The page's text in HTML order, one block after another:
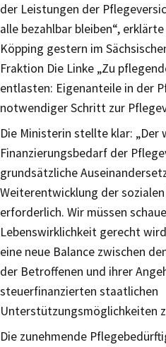
der Leistungen der
alle bezahlbar bleiben“,
Köpping gestern im
Fraktion Die Linke „Zu
entlasten: Eigenanteile in der
notwendiger Schritt zur
Die Ministerin stellte klar: „Der
Finanzierungsbedarf der
grundsätzliche
Weiterentwicklung der
erforderlich. Wir müssen
Lebenswirklichkeit gerecht
eine neue Balance zwischen
der Betroffenen und ihrer
steuerfinanzierten staatlichen
Unterstützungsmöglichkeiten
Die zunehmende